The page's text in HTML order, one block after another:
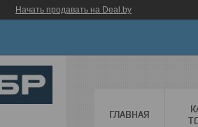
Начать продавать на Deal.by
ГЛАВНАЯ